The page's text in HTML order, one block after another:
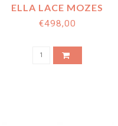
ELLA LACE MOZES
MANDJE
€498,00